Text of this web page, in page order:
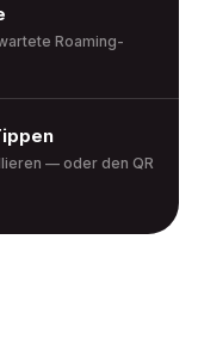
Roaming-
— oder den QR